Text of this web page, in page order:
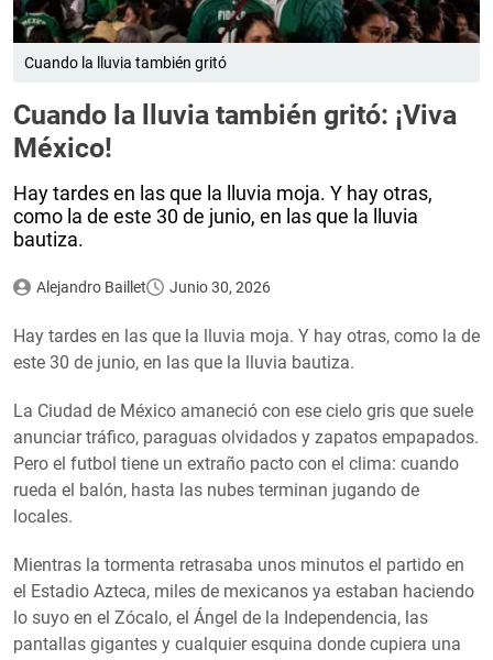
Cuando la lluvia también gritó
Cuando la lluvia también gritó: ¡Viva
México!
Hay tardes en las que la lluvia moja. Y hay otras,
como la de este 30 de junio, en las que la lluvia
bautiza.
Alejandro Baillet Junio 30, 2026
Hay tardes en las que la lluvia moja. Y hay otras, como la de
este 30 de junio, en las que la lluvia bautiza.
La Ciudad de México amaneció con ese cielo gris que suele
anunciar tráfico, paraguas olvidados y zapatos empapados.
Pero el futbol tiene un extraño pacto con el clima: cuando
rueda el balón, hasta las nubes terminan jugando de
locales.
Mientras la tormenta retrasaba unos minutos el partido en
el Estadio Azteca, miles de mexicanos ya estaban haciendo
lo suyo en el Zócalo, el Ángel de la Independencia, las
pantallas gigantes y cualquier esquina donde cupiera una